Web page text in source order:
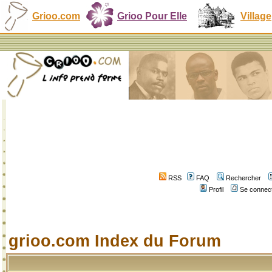
Grioo.com Grioo Pour Elle Village
RSS FAQ
Rechercher
Profil
Se
grioo.com Index du Forum